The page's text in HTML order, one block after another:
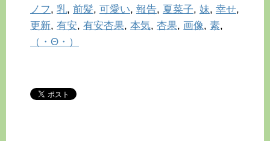
ノフ, 乳, 前髪, 可愛い, 報告, 夏菜子, 妹, 幸せ,
更新, 有安, 有安杏果, 本気, 杏果, 画像, 素,
（・Θ・）